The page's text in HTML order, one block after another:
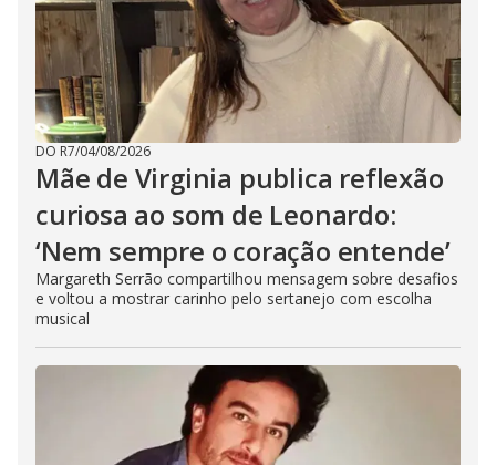
DO R7/04/08/2026
Mãe de Virginia publica reflexão
curiosa ao som de Leonardo:
‘Nem sempre o coração entende’
Margareth Serrão compartilhou mensagem sobre desafios
e voltou a mostrar carinho pelo sertanejo com escolha
musical